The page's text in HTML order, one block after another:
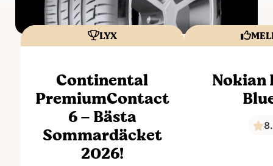
LYX
Continental
PremiumContact
6 – Bästa
Sommardäcket
2026!
Nokian